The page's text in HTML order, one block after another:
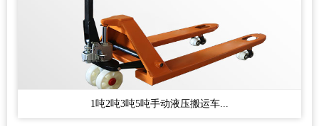
1吨2吨3吨5吨手动液压搬运车...